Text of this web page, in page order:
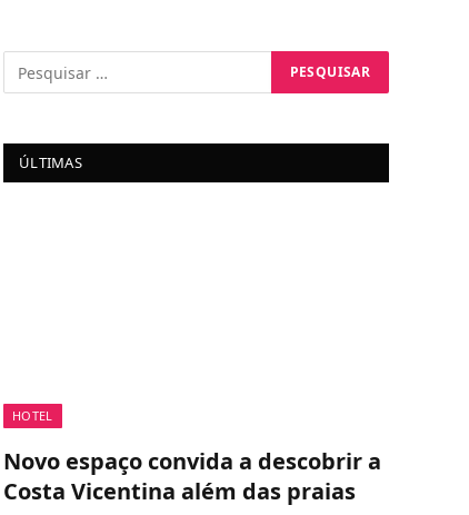
ÚLTIMAS
HOTEL
Novo espaço convida a descobrir a
Costa Vicentina além das praias